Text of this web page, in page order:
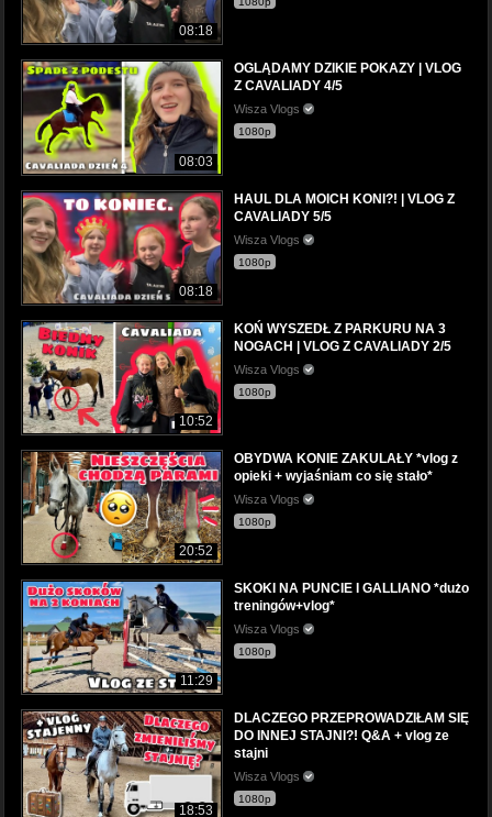
08:18
08:03
OGLĄDAMY DZIKIE POKAZY | VLOG
Z CAVALIADY 4/5
Wisza Vlogs
1080p
08:18
HAUL DLA MOICH KONI?! | VLOG Z
CAVALIADY 5/5
Wisza Vlogs
1080p
10:52
KOŃ WYSZEDŁ Z PARKURU NA 3
NOGACH | VLOG Z CAVALIADY 2/5
Wisza Vlogs
1080p
20:52
OBYDWA KONIE ZAKULAŁY *vlog z
opieki + wyjaśniam co się stało*
Wisza Vlogs
1080p
11:29
SKOKI NA PUNCIE I GALLIANO *dużo
treningów+vlog*
Wisza Vlogs
1080p
18:53
DLACZEGO PRZEPROWADZIŁAM SIĘ
DO INNEJ STAJNI?! Q&A + vlog ze
stajni
Wisza Vlogs
1080p